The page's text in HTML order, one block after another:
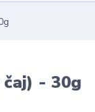
- 30g